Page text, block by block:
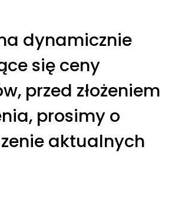
dynamicznie
się ceny
przed złożeniem
prosimy o
aktualnych